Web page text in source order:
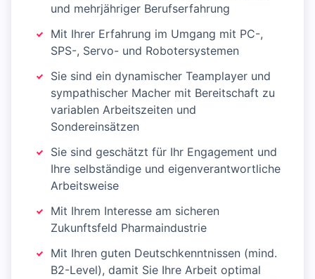
und mehrjähriger Berufserfahrung
Mit Ihrer Erfahrung im Umgang mit PC-,
SPS-, Servo- und Robotersystemen
Sie sind ein dynamischer Teamplayer und
sympathischer Macher mit Bereitschaft zu
variablen Arbeitszeiten und
Sondereinsätzen
Sie sind geschätzt für Ihr Engagement und
Ihre selbständige und eigenverantwortliche
Arbeitsweise
Mit Ihrem Interesse am sicheren
Zukunftsfeld Pharmaindustrie
Mit Ihren guten Deutschkenntnissen (mind.
B2-Level), damit Sie Ihre Arbeit optimal